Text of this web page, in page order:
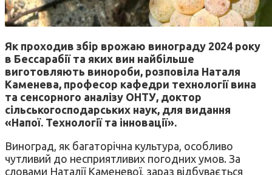
Як проходив збір врожаю винограду 2024 року
в Бессарабії та яких вин найбільше
виготовляють винороби, розповіла Наталя
Каменева, професор кафедри технології вина
та сенсорного аналізу ОНТУ, доктор
сільськогосподарських наук, для видання
«Напої. Технології та інновації».
Виноград, як багаторічна культура, особливо
чутливий до несприятливих погодних умов. За
словами Наталії Каменевої, зараз відбувається